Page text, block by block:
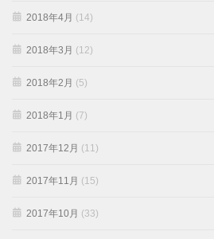
2018年4月 (14)
2018年3月 (12)
2018年2月 (5)
2018年1月 (7)
2017年12月 (11)
2017年11月 (15)
2017年10月 (33)